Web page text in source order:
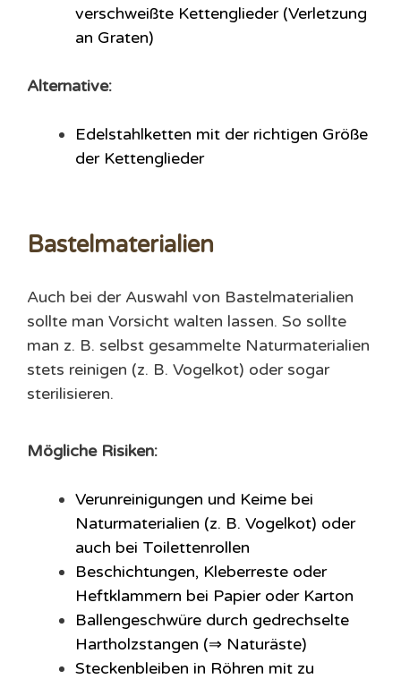
verschweißte Kettenglieder(Verletzung
an Graten)
Alternative:
Edelstahlketten mit der richtigen Größe
der Kettenglieder
Bastelmaterialien
Auch bei der Auswahl von Bastelmaterialien
sollte man Vorsicht walten lassen. So sollte
man z. B. selbst gesammelte Naturmaterialien
stets reinigen (z. B. Vogelkot) oder sogar
sterilisieren.
Mögliche Risiken:
Verunreinigungen und Keime bei
Naturmaterialien (z. B. Vogelkot) oder
auch bei Toilettenrollen
Beschichtungen, Kleberreste oder
Heftklammern bei Papier oder Karton
Ballengeschwüre durch gedrechselte
Hartholzstangen (⇒ Naturäste)
Steckenbleiben in Röhren mit zu